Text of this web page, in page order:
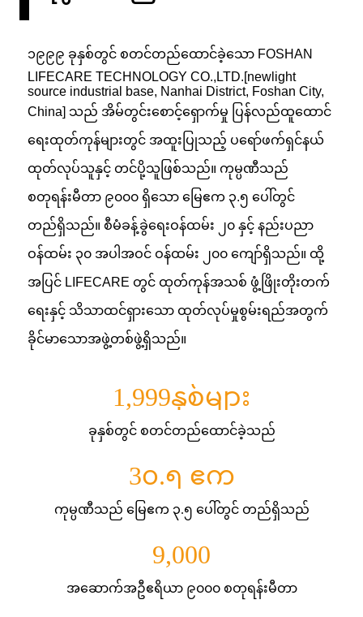
၁၉၉၉ ခုနှစ်တွင် စတင်တည်ထောင်ခဲ့သော FOSHAN
LIFECARE TECHNOLOGY CO.,LTD.[newlight
source industrial base, Nanhai District, Foshan City,
China] သည် အိမ်တွင်းစောင့်ရှောက်မှု ပြန်လည်ထူထောင်
ရေးထုတ်ကုန်များတွင် အထူးပြုသည့် ပရော်ဖက်ရှင်နယ်
ထုတ်လုပ်သူနှင့် တင်ပို့သူဖြစ်သည်။ ကုမ္ပဏီသည်
စတုရန်းမီတာ ၉၀၀၀ ရှိသော မြေဧက ၃.၅ ပေါ်တွင်
တည်ရှိသည်။ စီမံခန့်ခွဲရေးဝန်ထမ်း ၂၀ နှင့် နည်းပညာ
ဝန်ထမ်း ၃၀ အပါအဝင် ဝန်ထမ်း ၂၀၀ ကျော်ရှိသည်။ ထို့
အပြင် LIFECARE တွင် ထုတ်ကုန်အသစ် ဖွံ့ဖြိုးတိုးတက်
ရေးနှင့် သိသာထင်ရှားသော ထုတ်လုပ်မှုစွမ်းရည်အတွက်
ခိုင်မာသောအဖွဲ့တစ်ဖွဲ့ရှိသည်။
1,999နှစ်များ
ခုနှစ်တွင် စတင်တည်ထောင်ခဲ့သည်
3၀.၅ ဧက
ကုမ္ပဏီသည် မြေဧက ၃.၅ ပေါ်တွင် တည်ရှိသည်
9,000
အဆောက်အဦဧရိယာ ၉၀၀၀ စတုရန်းမီတာ